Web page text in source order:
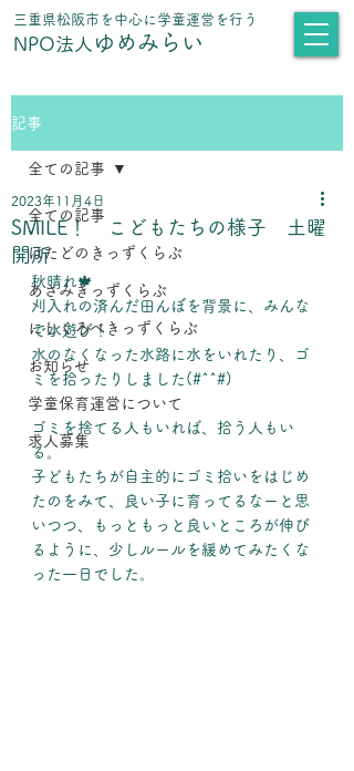
​三重県松阪市を中心に学童運営を行う
NPO法人 ゆめみらい
記事
全ての記事
はたどのきっずくらぶ
あさみきっずくらぶ
にしくろべきっずくらぶ
お知らせ
学童保育運営について
求人募集
全ての記事
SMILE！ こどもたちの様子 土曜
開所
2023年11月4日
秋晴れ🍁
刈入れの済んだ田んぼを背景に、みんな
で水遊び！
水のなくなった水路に水をいれたり、ゴ
ミを拾ったりしました(#^^#)
ゴミを捨てる人もいれば、拾う人もい
る。
子どもたちが自主的にゴミ拾いをはじめ
たのをみて、良い子に育ってるなーと思
いつつ、もっともっと良いところが伸び
るように、少しルールを緩めてみたくな
った一日でした。